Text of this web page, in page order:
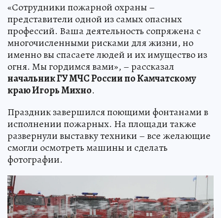
«Сотрудники пожарной охраны –
представители одной из самых опасных
профессий. Ваша деятельность сопряжена с
многочисленными рисками для жизни, но
именно вы спасаете людей и их имущество из
огня. Мы гордимся вами», – рассказал
начальник ГУ МЧС России по Камчатскому
краю Игорь Михно.
Праздник завершился поющими фонтанами в
исполнении пожарных. На площади также
развернули выставку техники – все желающие
смогли осмотреть машины и сделать
фотографии.